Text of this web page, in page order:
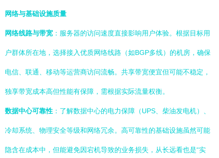
网络与基础设施质量
网络线路与带宽 ：服务器的访问速度直接影响用户体验。根据目标用
户群体所在地，选择接入优质网络线路（如BGP多线）的机房，确保
电信、联通、移动等运营商访问流畅。共享带宽便宜但可能不稳定，
独享带宽成本高但性能有保障，需根据实际流量权衡。
数据中心可靠性 ：了解数据中心的电力保障（UPS、柴油发电机）、
冷却系统、物理安全等级和网络冗余。高可靠性的基础设施虽然可能
隐含在成本中，但能避免因宕机导致的业务损失，从长远看也是“实